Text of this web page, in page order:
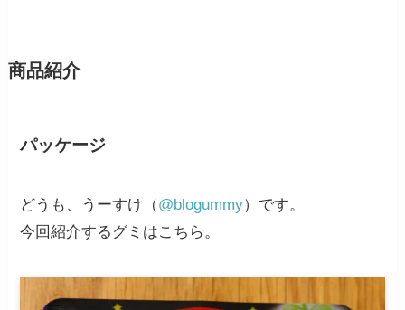
商品紹介
パッケージ
どうも、うーすけ（@blogummy）です。
今回紹介するグミはこちら。